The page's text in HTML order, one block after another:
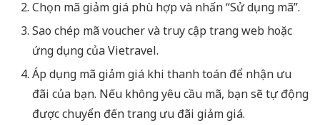
Chọn mã giảm giá phù hợp và nhấn “Sử dụng mã”.
Sao chép mã voucher và truy cập trang web hoặc
ứng dụng của Vietravel.
Áp dụng mã giảm giá khi thanh toán để nhận ưu
đãi của bạn. Nếu không yêu cầu mã, bạn sẽ tự động
được chuyển đến trang ưu đãi giảm giá.